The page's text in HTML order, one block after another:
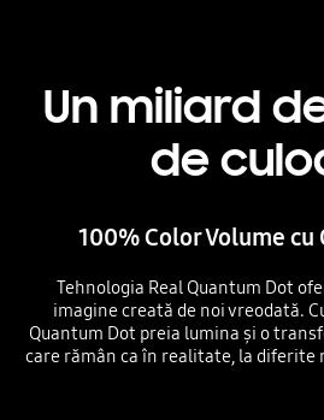
Un miliard
de
100% Color Volume
Tehnologia Real Quantum Dot
imagine creată de noi vreodată.
Quantum Dot preia lumina și o
care rămân ca în realitate, la